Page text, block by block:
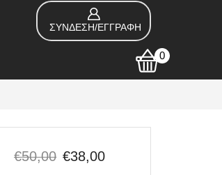
ΣΥΝΔΕΣΗ/ΕΓΓΡΑΦΗ
0
€50,00 €38,00